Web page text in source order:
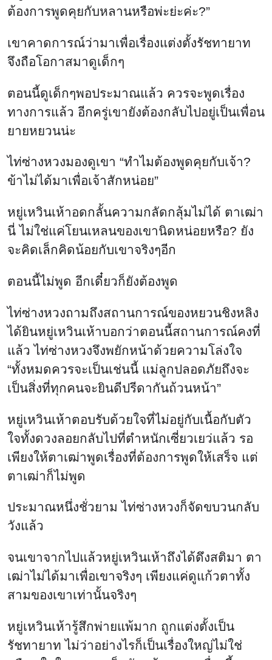
ไท่ซ่างหวงถามถึงสถานการณ์ของหยวนชิงหลิง
ได้ยินหยู่เหวินเห้าบอกว่าตอนนี้สถานการณ์คงที่
แล้ว ไท่ซ่างหวงจึงพยักหน้าด้วยความโล่งใจ
“ทั้งหมดควรจะเป็นเช่นนี้ แม่ลูกปลอดภัยถึงจะ
เป็นสิ่งที่ทุกคนจะยินดีปรีดากันถ้วนหน้า”
หยู่เหวินเห้าตอบรับด้วยใจที่ไม่อยู่กับเนื้อกับตัว
ใจทั้งดวงลอยกลับไปที่ตำหนักเซี่ยวเยว่แล้ว รอ
เพียงให้ตาเฒ่าพูดเรื่องที่ต้องการพูดให้เสร็จ แต่
ตาเฒ่าก็ไม่พูด
ประมาณหนึ่งชั่วยาม ไท่ซ่างหวงก็จัดขบวนกลับ
วังแล้ว
จนเขาจากไปแล้วหยู่เหวินเห้าถึงได้ดึงสติมา ตา
เฒ่าไม่ได้มาเพื่อเขาจริงๆ เพียงแค่ดูแก้วตาทั้ง
สามของเขาเท่านั้นจริงๆ
หยู่เหวินเห้ารู้สึกพ่ายแพ้มาก ถูกแต่งตั้งเป็น
รัชทายาท ไม่ว่าอย่างไรก็เป็นเรื่องใหญ่ไม่ใช่